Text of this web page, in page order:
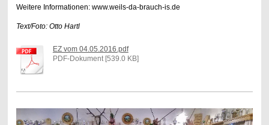
Weitere Informationen: www.weils-da-brauch-is.de
Text/Foto: Otto Hartl
EZ vom 04.05.2016.pdf
PDF-Dokument [539.0 KB]